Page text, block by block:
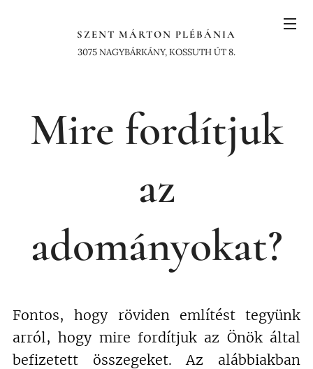
SZENT MÁRTON PLÉBÁNIA
3075 NAGYBÁRKÁNY, KOSSUTH ÚT 8.
Mire fordítjuk
az
adományokat?
Fontos, hogy röviden említést tegyünk
arról, hogy mire fordítjuk az Önök által
befizetett összegeket. Az alábbiakban